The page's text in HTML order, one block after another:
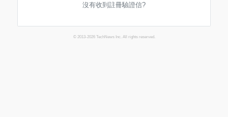
沒有收到註冊驗證信?
© 2013-2026 TechNews Inc. All rights reserved.